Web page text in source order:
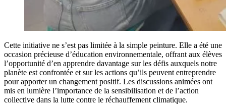
Cette initiative ne s’est pas limitée à la simple peinture. Elle a été une
occasion précieuse d’éducation environnementale, offrant aux élèves
l’opportunité d’en apprendre davantage sur les défis auxquels notre
planète est confrontée et sur les actions qu’ils peuvent entreprendre
pour apporter un changement positif. Les discussions animées ont
mis en lumière l’importance de la sensibilisation et de l’action
collective dans la lutte contre le réchauffement climatique.